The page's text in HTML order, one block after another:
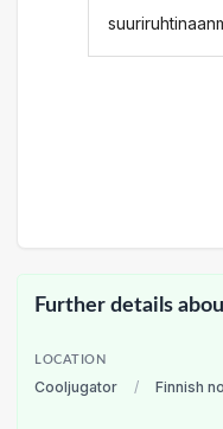
Further details
LOCATION
Cooljugator / Finnish